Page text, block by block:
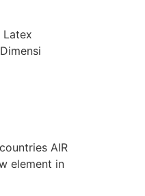
Latex
AIR
element in